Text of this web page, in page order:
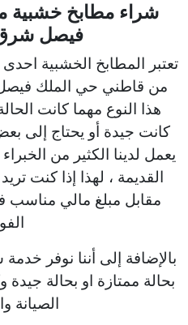
شراء مطابخ خشبية
فيصل
تعتبر المطابخ الخشبية احدى
من قاطني حي الملك
هذا النوع مهما كانت
كانت جيدة أو يحتاج إلى
يعمل لدينا الكثير من
القديمة ، لهذا إذا كنت
مقابل مبلغ مالي مناسب
بالإضافة إلى أننا نوفر
بحالة ممتازة او بحالة
الصيانة